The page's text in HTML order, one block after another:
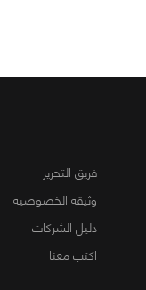
فريق التحرير
وثيقة الخصوصية
دليل الشركات
اكتب معنا